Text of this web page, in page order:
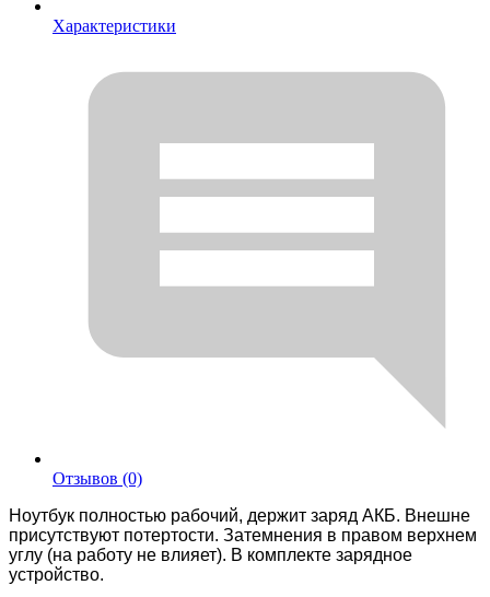
Характеристики
Отзывов (0)
Ноутбук полностью рабочий, держит заряд АКБ. Внешне
присутствуют потертости. Затемнения в правом верхнем
углу (на работу не влияет). В комплекте зарядное
устройство.